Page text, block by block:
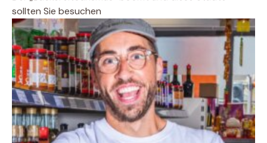
sollten Sie besuchen